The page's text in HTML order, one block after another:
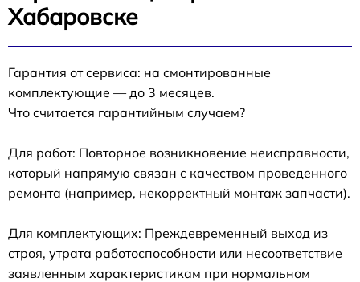
Хабаровске
Гарантия от сервиса: на смонтированные
комплектующие — до 3 месяцев.
Что считается гарантийным случаем?
Для работ: Повторное возникновение неисправности,
который напрямую связан с качеством проведенного
ремонта (например, некорректный монтаж запчасти).
Для комплектующих: Преждевременный выход из
строя, утрата работоспособности или несоответствие
заявленным характеристикам при нормальном